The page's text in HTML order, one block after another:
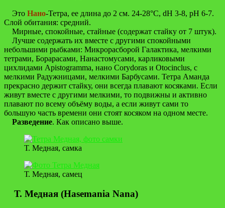
Это Нано-Тетра, ее длина до 2 см. 24-28°С, dH 3-8, pH 6-7.
Слой обитания: средний.
Мирные, спокойные, стайные (содержат стайку от 7 штук).
Лучше содержать их вместе с другими спокойными
небольшими рыбками: Микрорасборой Галактика, мелкими
тетрами, Борарасами, Нанастомусами, карликовыми
цихлидами Apistogramma, нано Corydoras и Otocinclus, с
мелкими Радужницами, мелкими Барбусами. Тетра Аманда
прекрасно держит стайку, они всегда плавают косяками. Если
живут вместе с другими мелкими, то подвижны и активно
плавают по всему объёму воды, а если живут сами то
большую часть времени они стоят косяком на одном месте.
Разведение. Как описано выше.
Т. Медная, самка
Т. Медная, самец
Т. Медная (Hasemania Nana)